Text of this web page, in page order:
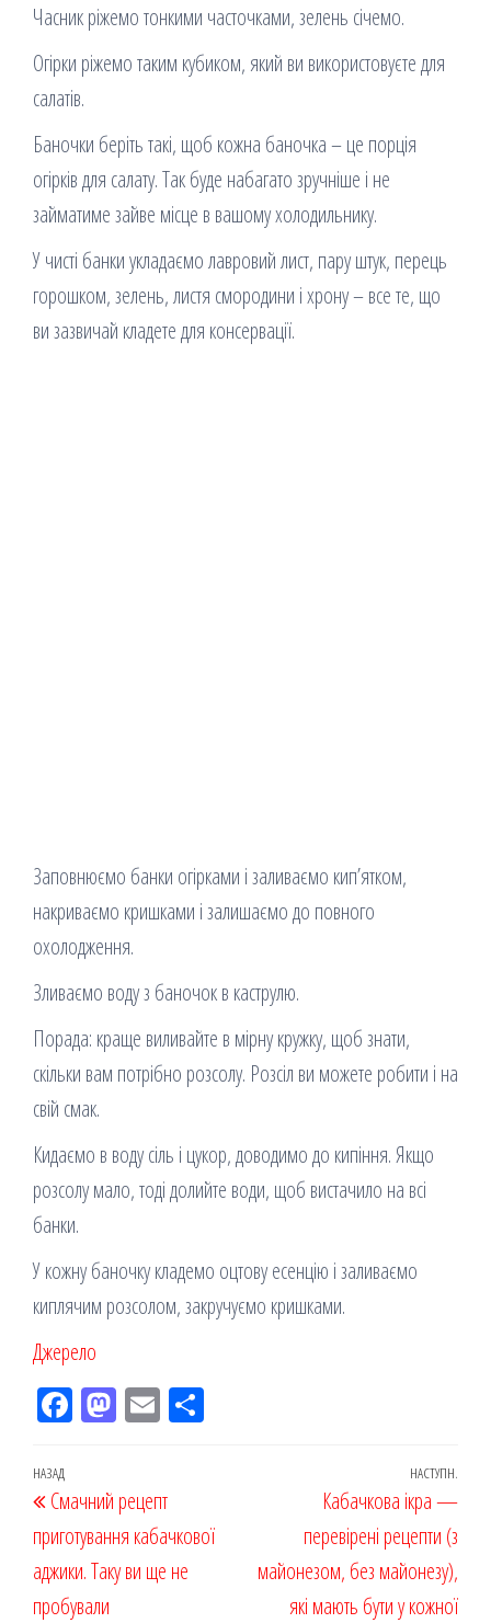
Часник ріжемо тонкими часточками, зелень січемо.
Огірки ріжемо таким кубиком, який ви використовуєте для
салатів.
Баночки беріть такі, щоб кожна баночка – це порція
огірків для салату. Так буде набагато зручніше і не
займатиме зайве місце в вашому холодильнику.
У чисті банки укладаємо лавровий лист, пару штук, перець
горошком, зелень, листя смородини і хрону – все те, що
ви зазвичай кладете для консервації.
Заповнюємо банки огірками і заливаємо кип’ятком,
накриваємо кришками і залишаємо до повного
охолодження.
Зливаємо воду з баночок в каструлю.
Порада: краще виливайте в мірну кружку, щоб знати,
скільки вам потрібно розсолу. Розсіл ви можете робити і на
свій смак.
Кидаємо в воду сіль і цукор, доводимо до кипіння. Якщо
розсолу мало, тоді долийте води, щоб вистачило на всі
банки.
У кожну баночку кладемо оцтову есенцію і заливаємо
киплячим розсолом, закручуємо кришками.
Джерело
Fac
k
M
on
Em
я
Навігація
записів
Попередній
запис
НАЗАД
Смачний рецепт
приготування кабачкової
аджики. Таку ви ще не
пробували
НАСТУПН.
Кабачкова ікра —
перевірені рецепти (з
майонезом, без майонезу),
які мають бути у кожної